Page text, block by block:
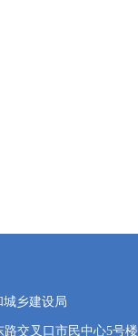
城乡建设局
交叉口市民中心5号楼